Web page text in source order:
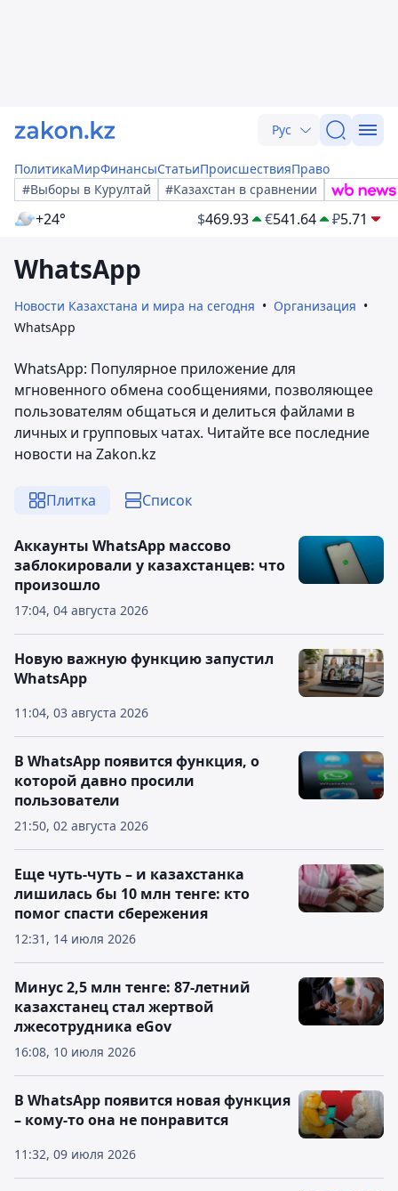
Рус
ПолитикаМирФинансыСтатьиПроисшествияПраво
#Выборы в Курултай
#Казахстан в сравнении
+24° $469.93 €541.64 ₽5.71
WhatsApp
Новости Казахстана и мира на сегодня
Организация
WhatsApp
WhatsApp: Популярное приложение для
мгновенного обмена сообщениями, позволяющее
пользователям общаться и делиться файлами в
личных и групповых чатах. Читайте все последние
новости на Zakon.kz
Плитка Список
17:04, 04 августа 2026
Аккаунты WhatsApp массово
заблокировали у казахстанцев: что
произошло
11:04, 03 августа 2026
Новую важную функцию запустил
WhatsApp
21:50, 02 августа 2026
В WhatsApp появится функция, о
которой давно просили
пользователи
12:31, 14 июля 2026
Еще чуть-чуть – и казахстанка
лишилась бы 10 млн тенге: кто
помог спасти сбережения
16:08, 10 июля 2026
Минус 2,5 млн тенге: 87-летний
казахстанец стал жертвой
лжесотрудника eGov
11:32, 09 июля 2026
В WhatsApp появится новая функция
– кому-то она не понравится